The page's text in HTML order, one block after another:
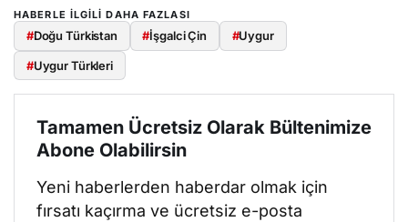
HABERLE ILGILI DAHA FAZLASI
#Doğu Türkistan #İşgalci Çin #Uygur
#Uygur Türkleri
Tamamen Ücretsiz Olarak Bültenimize
Abone Olabilirsin
Yeni haberlerden haberdar olmak için
fırsatı kaçırma ve ücretsiz e-posta